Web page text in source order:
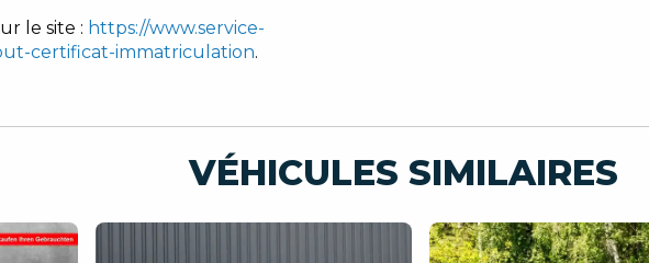
le site : https://www.service-
certificat-immatriculation.
VÉHICULES SIMILAIRES